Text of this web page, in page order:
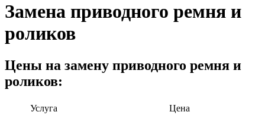
Замена приводного ремня и
роликов
Цены на замену приводного ремня и
роликов:
Услуга
Цена